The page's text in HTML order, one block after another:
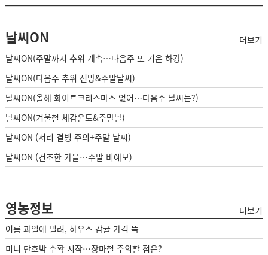
날씨ON
더보기
날씨ON(주말까지 추위 계속…다음주 또 기온 하강)
날씨ON(다음주 추위 전망&주말날씨)
날씨ON(올해 화이트크리스마스 없어…다음주 날씨는?)
날씨ON(겨울철 체감온도&주말날)
날씨ON (서리 결빙 주의+주말 날씨)
날씨ON (건조한 가을…주말 비예보)
영농정보
더보기
여름 과일에 밀려, 하우스 감귤 가격 뚝
미니 단호박 수확 시작…장마철 주의할 점은?